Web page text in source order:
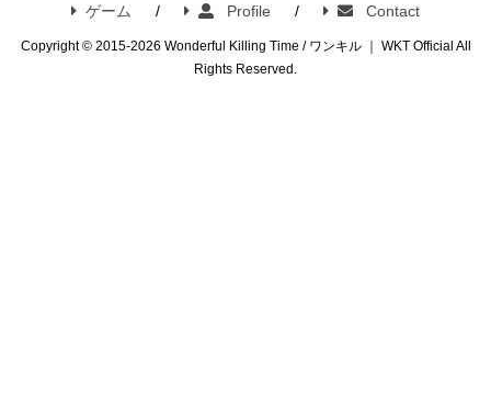
ゲーム
Profile Contact
Copyright © 2015-2026 Wonderful Killing Time / ワンキル ｜ WKT Official All
Rights Reserved.